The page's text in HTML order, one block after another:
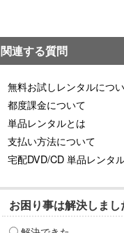
関連する質問
無料お試しレンタルにつ
都度課金について
単品レンタルとは
支払い方法について
宅配DVD/CD 単品レンタ
お困り事は解決しまし